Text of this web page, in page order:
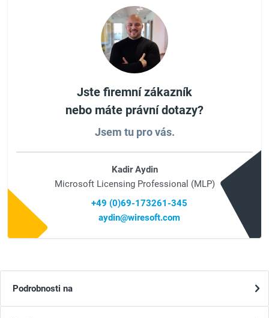
Jste firemní zákazník
nebo máte právní dotazy?
Jsem tu pro vás.
Kadir Aydin
Microsoft Licensing Professional (MLP)
+49 (0)69-173261-345
aydin@wiresoft.com
Podrobnosti na